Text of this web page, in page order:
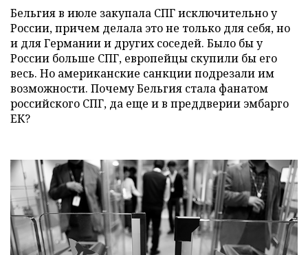
Бельгия в июле закупала СПГ исключительно у
России, причем делала это не только для себя, но
и для Германии и других соседей. Было бы у
России больше СПГ, европейцы скупили бы его
весь. Но американские санкции подрезали им
возможности. Почему Бельгия стала фанатом
российского СПГ, да еще и в преддверии эмбарго
ЕК?